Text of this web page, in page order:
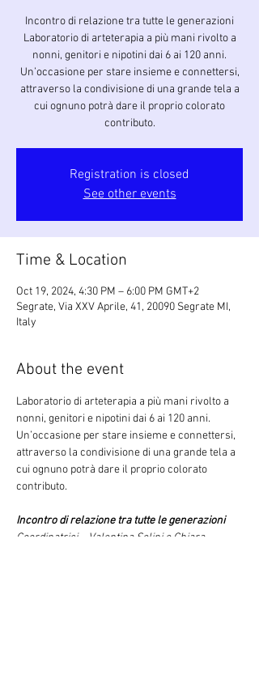
Incontro di relazione tra tutte le generazioni
Laboratorio di arteterapia a più mani rivolto a
nonni, genitori e nipotini dai 6 ai 120 anni.
Un’occasione per stare insieme e connettersi,
attraverso la condivisione di una grande tela a
cui ognuno potrà dare il proprio colorato
contributo.
Registration is closed
See other events
Time & Location
Oct 19, 2024, 4:30 PM – 6:00 PM GMT+2
Segrate, Via XXV Aprile, 41, 20090 Segrate MI,
Italy
About the event
Laboratorio di arteterapia a più mani rivolto a
nonni, genitori e nipotini dai 6 ai 120 anni.
Un’occasione per stare insieme e connettersi,
attraverso la condivisione di una grande tela a
cui ognuno potrà dare il proprio colorato
contributo.
Incontro di relazione tra tutte le generazioni
Coordinatrici – Valentina Selini e Chiara